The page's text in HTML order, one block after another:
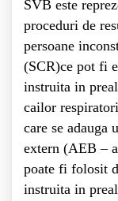
SVB este
proceduri de
persoane
(SCR)ce pot fi
instruita in
cailor
care se adauga
extern (AEB –
poate fi folosit
instruita in